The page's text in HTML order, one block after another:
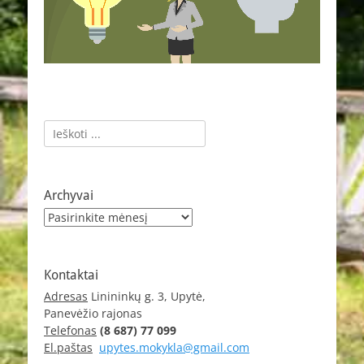
Ieškoti:
Archyvai
Archyvai
Kontaktai
Adresas Linininkų g. 3, Upytė,
Panevėžio rajonas
Telefonas (8 687) 77 099
El.paštas upytes.mokykla@gmail.com